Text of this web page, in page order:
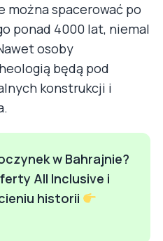
można spacerować po
ponad 4000 lat, niemal
osoby
będą pod
konstrukcji i
w Bahrajnie?
All Inclusive i
historii